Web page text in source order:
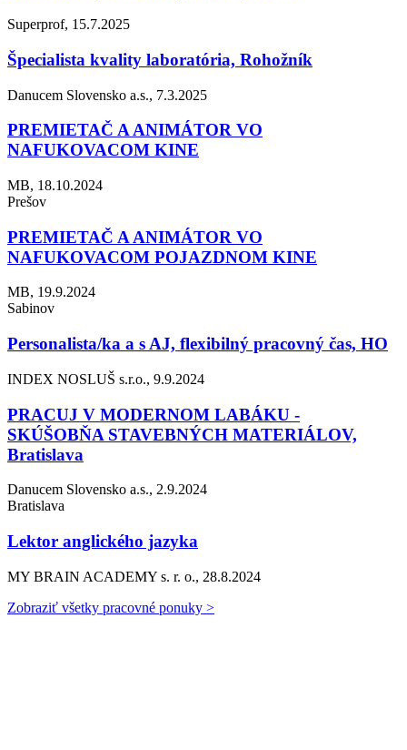
Superprof, 15.7.2025
Špecialista kvality laboratória, Rohožník
Danucem Slovensko a.s., 7.3.2025
PREMIETAČ A ANIMÁTOR VO
NAFUKOVACOM KINE
MB, 18.10.2024
Prešov
PREMIETAČ A ANIMÁTOR VO
NAFUKOVACOM POJAZDNOM KINE
MB, 19.9.2024
Sabinov
Personalista/ka a s AJ, flexibilný pracovný čas, HO
INDEX NOSLUŠ s.r.o., 9.9.2024
PRACUJ V MODERNOM LABÁKU -
SKÚŠOBŇA STAVEBNÝCH MATERIÁLOV,
Bratislava
Danucem Slovensko a.s., 2.9.2024
Bratislava
Lektor anglického jazyka
MY BRAIN ACADEMY s. r. o., 28.8.2024
Zobraziť všetky pracovné ponuky >